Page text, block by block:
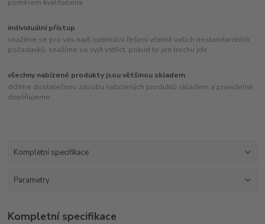
poměrem kvalita/cena
individuální přístup
snažíme se pro vás najít optimální řešení včetně vašich nestandardních
požadavků, snažíme se vyjít vstříct, pokud to jen trochu jde
všechny nabízené produkty jsou většinou skladem
držíme dostatečnou zásobu nabízených produktů skladem a pravidelně
doplňujeme
Kompletní specifikace
Parametry
Kompletní specifikace